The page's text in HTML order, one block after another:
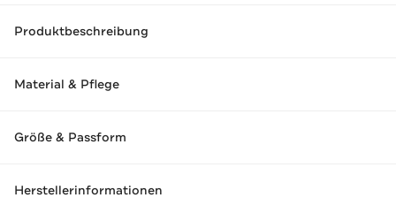
Produktbeschreibung
Material & Pflege
Größe & Passform
Herstellerinformationen